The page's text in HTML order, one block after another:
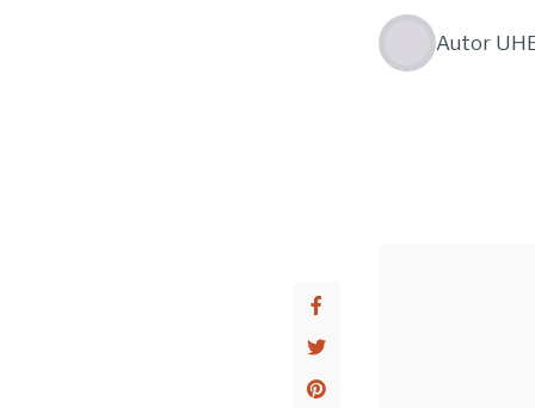
Autor